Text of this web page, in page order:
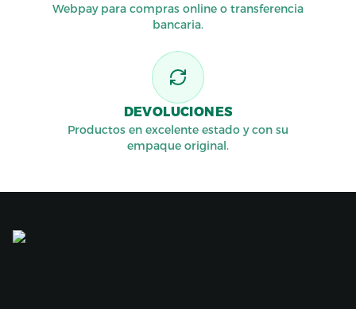
Webpay para compras online o transferencia
bancaria.
DEVOLUCIONES
Productos en excelente estado y con su
empaque original.